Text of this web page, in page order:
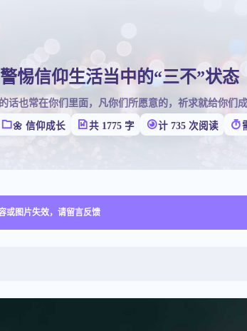
警惕信仰生活当中的“三不”状态
话也常在你们里面，凡你们所愿意的，祈求就给你们成
🌼 信仰成长 共 1775 字 计 735 次阅读
或图片失效，请留言反馈